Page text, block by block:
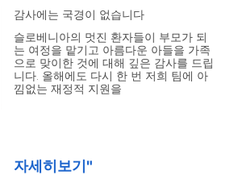
감사에는 국경이 없습니다
슬로베니아의 멋진 환자들이 부모가 되
는 여정을 맡기고 아름다운 아들을 가족
으로 맞이한 것에 대해 깊은 감사를 드립
니다. 올해에도 다시 한 번 저희 팀에 아
낌없는 재정적 지원을
자세히보기"